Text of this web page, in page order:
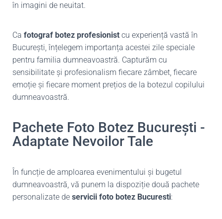
în imagini de neuitat.
Ca fotograf botez profesionist cu experiență vastă în
București, înțelegem importanța acestei zile speciale
pentru familia dumneavoastră. Capturăm cu
sensibilitate și profesionalism fiecare zâmbet, fiecare
emoție și fiecare moment prețios de la botezul copilului
dumneavoastră.
Pachete Foto Botez București -
Adaptate Nevoilor Tale
În funcție de amploarea evenimentului și bugetul
dumneavoastră, vă punem la dispoziție două pachete
personalizate de servicii foto botez Bucuresti: